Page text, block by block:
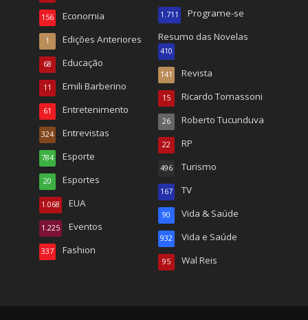
Economia
156
Edições Anteriores
1
Educação
68
Emili Barberino
11
Entretenimento
61
Entrevistas
324
Esporte
784
Esportes
20
EUA
1.068
Eventos
1.225
Fashion
337
Programe-se
1.711
Resumo das Novelas
410
Revista
141
Ricardo Tomassoni
15
Roberto Tucunduva
26
RP
22
Turismo
496
TV
167
Vida & Saúde
90
Vida e Saúde
932
Wal Reis
95